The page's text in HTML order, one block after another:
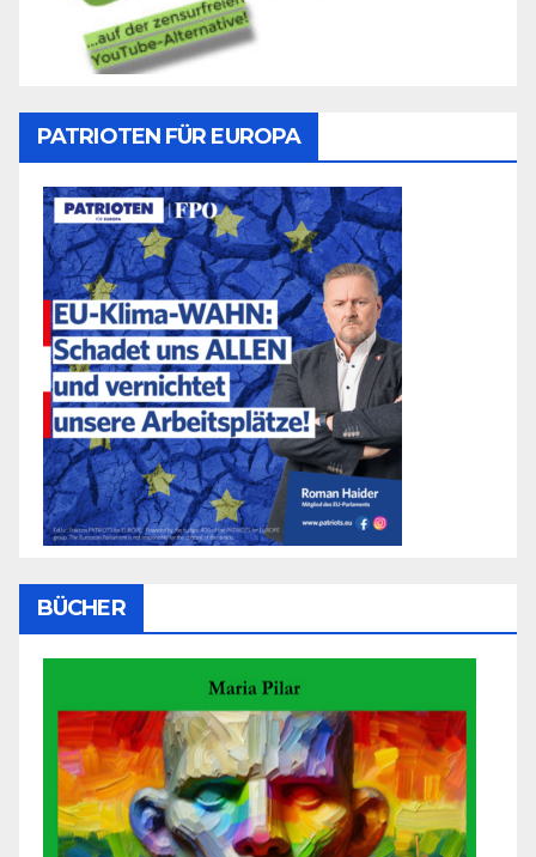
PATRIOTEN FÜR EUROPA
BÜCHER